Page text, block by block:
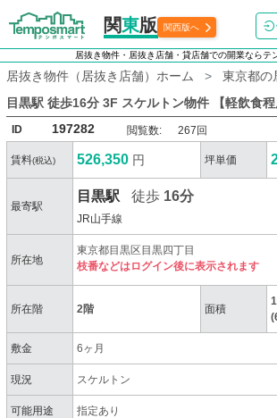
関東版 関西版へ
居抜き物件・居抜き店舗・貸店舗での開業ならテ
居抜き物件（居抜き店舗）ホーム
東京都の
目黒駅 徒歩16分 3F スケルトン物件 【軽飲食程
ID 197282 閲覧数: 267回
賃料(税込) 526,350 円 坪単価
最寄駅
目黒駅 徒歩 16分
JR山手線
所在地
東京都目黒区目黒四丁目
枝番などはログイン後に表示されます
所在階 2階 面積
敷金 6ヶ月
現況 スケルトン
可能用途 指定あり